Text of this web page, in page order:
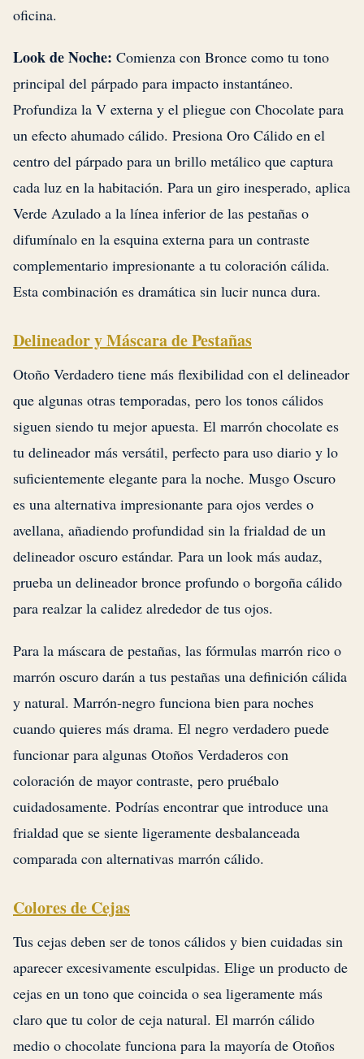
oficina.
Look de Noche: Comienza con Bronce como tu tono
principal del párpado para impacto instantáneo.
Profundiza la V externa y el pliegue con Chocolate para
un efecto ahumado cálido. Presiona Oro Cálido en el
centro del párpado para un brillo metálico que captura
cada luz en la habitación. Para un giro inesperado, aplica
Verde Azulado a la línea inferior de las pestañas o
difumínalo en la esquina externa para un contraste
complementario impresionante a tu coloración cálida.
Esta combinación es dramática sin lucir nunca dura.
Delineador y Máscara de Pestañas
Otoño Verdadero tiene más flexibilidad con el delineador
que algunas otras temporadas, pero los tonos cálidos
siguen siendo tu mejor apuesta. El marrón chocolate es
tu delineador más versátil, perfecto para uso diario y lo
suficientemente elegante para la noche. Musgo Oscuro
es una alternativa impresionante para ojos verdes o
avellana, añadiendo profundidad sin la frialdad de un
delineador oscuro estándar. Para un look más audaz,
prueba un delineador bronce profundo o borgoña cálido
para realzar la calidez alrededor de tus ojos.
Para la máscara de pestañas, las fórmulas marrón rico o
marrón oscuro darán a tus pestañas una definición cálida
y natural. Marrón-negro funciona bien para noches
cuando quieres más drama. El negro verdadero puede
funcionar para algunas Otoños Verdaderos con
coloración de mayor contraste, pero pruébalo
cuidadosamente. Podrías encontrar que introduce una
frialdad que se siente ligeramente desbalanceada
comparada con alternativas marrón cálido.
Colores de Cejas
Tus cejas deben ser de tonos cálidos y bien cuidadas sin
aparecer excesivamente esculpidas. Elige un producto de
cejas en un tono que coincida o sea ligeramente más
claro que tu color de ceja natural. El marrón cálido
medio o chocolate funciona para la mayoría de Otoños